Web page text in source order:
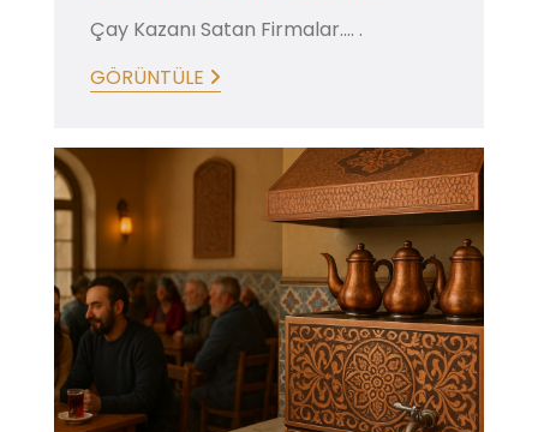
Çay Kazanı Satan Firmalar.... .
GÖRÜNTÜLE